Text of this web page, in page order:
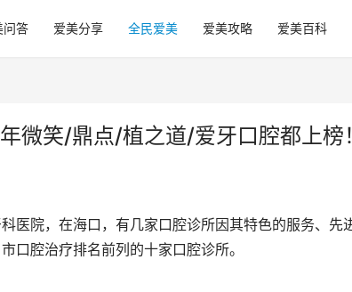
问答 爱美分享 全民爱美 爱美攻略 爱美百科
微笑/鼎点/植之道/爱牙口腔都上榜
医院，在海口，有几家口腔诊所因其特色的服务、先
口腔治疗排名前列的十家口腔诊所。